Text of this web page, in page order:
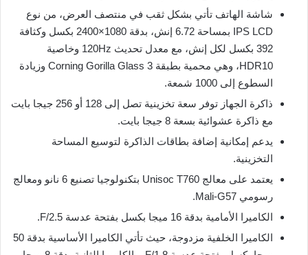
شاشة الهاتف تأتي بشكل ثقب في منتصف العرض، من نوع
IPS LCD بمساحة 6.72 إنش، بدقة 1080×2400 بكسل وكثافة
392 بكسل لكل إنش، مع معدل تحديث 120Hz وخاصية
HDR10، وهي محمية بطبقة Corning Gorilla Glass 3 وزيادة
السطوع إلى 1000 شمعة.
ذاكرة الجهاز توفر سعة تخزينية تصل إلى 128 أو 256 جيجا بايت
مع ذاكرة عشوائية بسعة 8 جيجا بايت.
يدعم إمكانية إضافة بطاقات الذاكرة لتوسيع المساحة
التخزينية.
يعتمد على معالج Unisoc T760 بتكنولوجيا تصنيع 6 نانو ومعالج
رسومي Mali-G57.
الكاميرا الأمامية بدقة 16 ميجا بكسل بفتحة عدسة F/2.5.
الكاميرا الخلفية مزدوجة، حيث تأتي الكاميرا الأساسية بدقة 50